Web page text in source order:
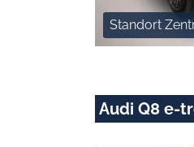
Standort
Audi Q8 e-